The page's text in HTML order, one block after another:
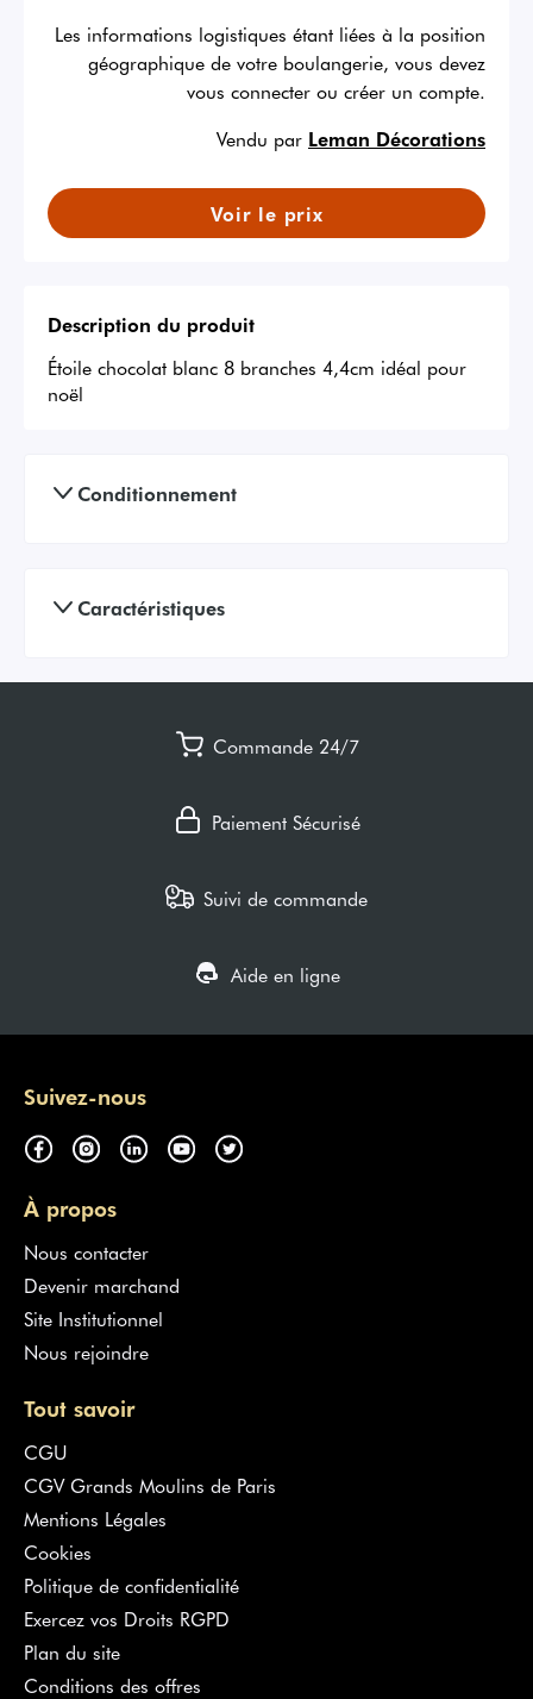
Les informations logistiques étant liées à la position
géographique de votre boulangerie, vous devez
vous connecter ou créer un compte.
Vendu par Leman Décorations
Voir le prix
Description du produit
Étoile chocolat blanc 8 branches 4,4cm idéal pour
noël
Conditionnement
Caractéristiques
Commande 24/7
Paiement Sécurisé
Suivi de commande
Aide en ligne
Suivez-nous
À propos
Nous contacter
Devenir marchand
Site Institutionnel
Nous rejoindre
Tout savoir
CGU
CGV Grands Moulins de Paris
Mentions Légales
Cookies
Politique de confidentialité
Exercez vos Droits RGPD
Plan du site
Conditions des offres